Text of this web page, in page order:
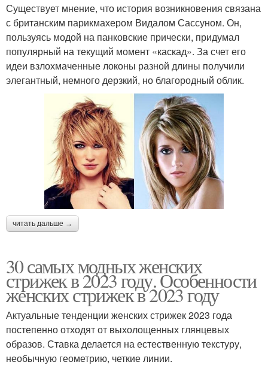
Существует мнение, что история возникновения связана
с британским парикмахером Видалом Сассуном. Он,
пользуясь модой на панковские прически, придумал
популярный на текущий момент «каскад». За счет его
идеи взлохмаченные локоны разной длины получили
элегантный, немного дерзкий, но благородный облик.
читать дальше →
30 самых модных женских
стрижек в 2023 году. Особенности
женских стрижек в 2023 году
Актуальные тенденции женских стрижек 2023 года
постепенно отходят от выхолощенных глянцевых
образов. Ставка делается на естественную текстуру,
необычную геометрию, четкие линии.